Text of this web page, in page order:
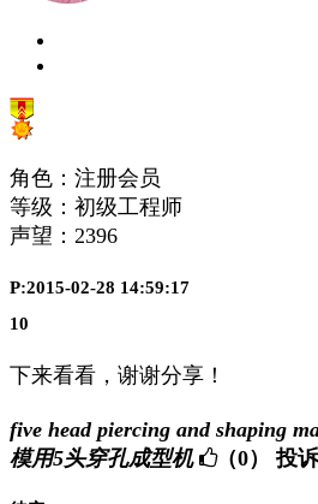
角色：注册会员
等级：初级工程师
声望： 2396
P:2015-02-28 14:59:17
10
下来看看，谢谢分享！
five head piercing and shaping
模用5头穿孔成型机
（0） 投诉